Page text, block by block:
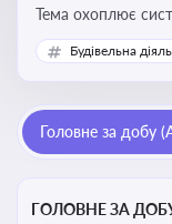
Тема охоплює
Україні,
Будівельна
Головне за добу
ГОЛОВНЕ ЗА